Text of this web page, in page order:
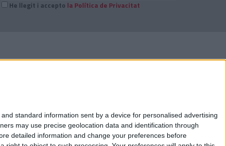
standard information sent by a device for personalised advertising
may use precise geolocation data and identification through
detailed information and change your preferences before
He llegit i accepto la Política de Privacitat